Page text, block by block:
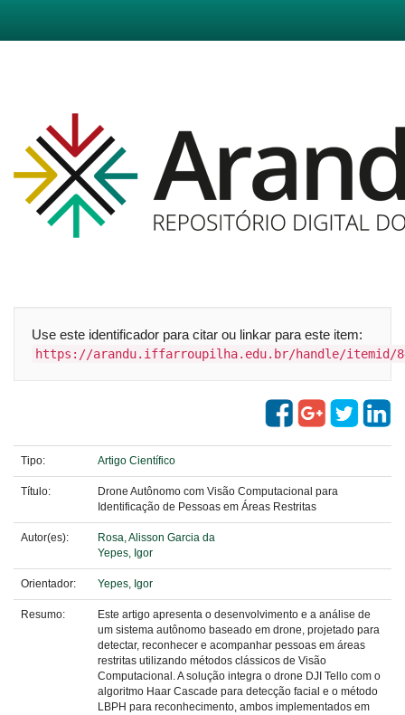
Use este identificador para citar ou linkar para este item:
https://arandu.iffarroupilha.edu.br/handle/itemid/
Tipo: Artigo Científico
Título:
Drone Autônomo com Visão Computacional para
Identificação de Pessoas em Áreas Restritas
Autor(es):
Rosa, Alisson Garcia da
Yepes, Igor
Orientador: Yepes, Igor
Resumo:
Este artigo apresenta o desenvolvimento e a análise de
um sistema autônomo baseado em drone, projetado para
detectar, reconhecer e acompanhar pessoas em áreas
restritas utilizando métodos clássicos de Visão
Computacional. A solução integra o drone DJI Tello com o
algoritmo Haar Cascade para detecção facial e o método
LBPH para reconhecimento, ambos implementados em